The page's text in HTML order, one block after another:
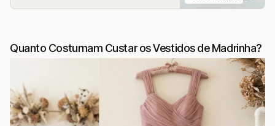
Quanto Costumam Custar os Vestidos de Madrinha?